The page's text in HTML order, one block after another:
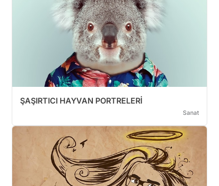
ŞAŞIRTICI HAYVAN PORTRELERİ
Sanat